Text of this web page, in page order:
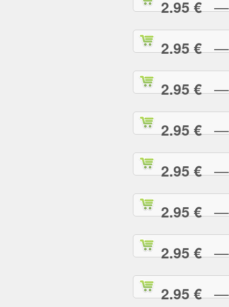
2.95 €—
2.95 €—
2.95 €—
2.95 €—
2.95 €—
2.95 €—
2.95 €—
2.95 €—